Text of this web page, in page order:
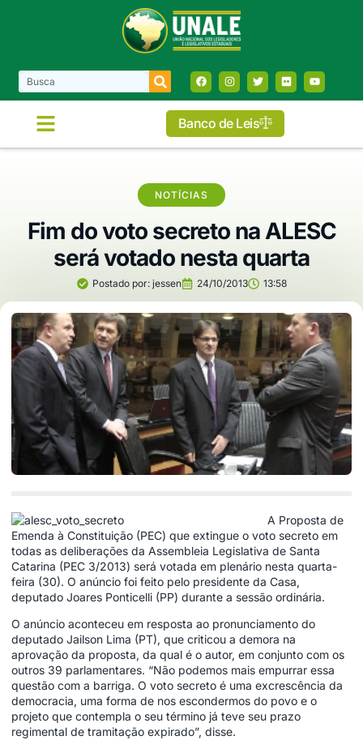
Banco de Leis
NOTÍCIAS
Fim do voto secreto na ALESC
será votado nesta quarta
Postado por:jessen 24/10/2013 13:58
A Proposta de
Emenda à Constituição (PEC) que extingue o voto secreto em
todas as deliberações da Assembleia Legislativa de Santa
Catarina (PEC 3/2013) será votada em plenário nesta quarta-
feira (30). O anúncio foi feito pelo presidente da Casa,
deputado Joares Ponticelli (PP) durante a sessão ordinária.
O anúncio aconteceu em resposta ao pronunciamento do
deputado Jailson Lima (PT), que criticou a demora na
aprovação da proposta, da qual é o autor, em conjunto com os
outros 39 parlamentares. “Não podemos mais empurrar essa
questão com a barriga. O voto secreto é uma excrescência da
democracia, uma forma de nos escondermos do povo e o
projeto que contempla o seu término já teve seu prazo
regimental de tramitação expirado”, disse.